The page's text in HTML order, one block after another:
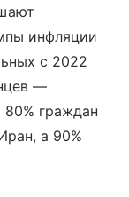
инфляции
с 2022
—
граждан
а 90%